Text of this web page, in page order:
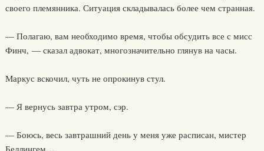
своего племянника. Ситуация складывалась более чем странная.
— Полагаю, вам необходимо время, чтобы обсудить все с мисс
Финч, — сказал адвокат, многозначительно глянув на часы.
Маркус вскочил, чуть не опрокинув стул.
— Я вернусь завтра утром, сэр.
— Боюсь, весь завтрашний день у меня уже расписан, мистер
Беллингем…